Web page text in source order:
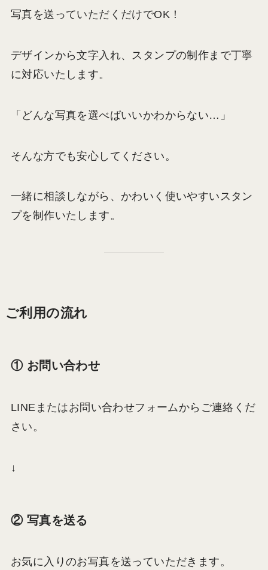
写真を送っていただくだけでOK！
デザインから文字入れ、スタンプの制作まで丁寧
に対応いたします。
「どんな写真を選べばいいかわからない…」
そんな方でも安心してください。
一緒に相談しながら、かわいく使いやすいスタン
プを制作いたします。
ご利用の流れ
① お問い合わせ
LINEまたはお問い合わせフォームからご連絡くだ
さい。
↓
② 写真を送る
お気に入りのお写真を送っていただきます。